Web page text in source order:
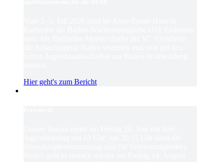
Hier geht's zum Bericht